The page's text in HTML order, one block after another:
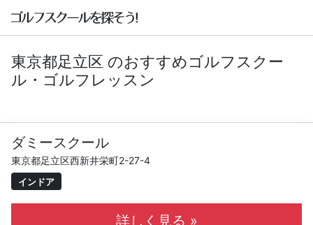
東京都足立区 のおすすめゴルフスクー
ル・ゴルフレッスン
ダミースクール
東京都足立区西新井栄町2-27-4
インドア
詳しく見る »